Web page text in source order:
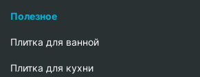
Полезное
Плитка для ванной
Плитка для кухни